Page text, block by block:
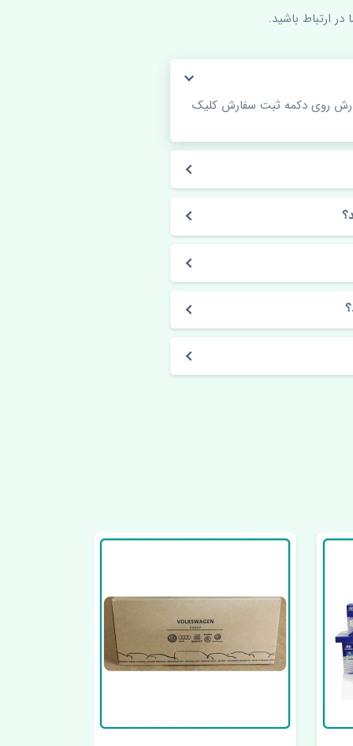
ارتباط باشید.
روی دکمه ثبت سفارش کلیک